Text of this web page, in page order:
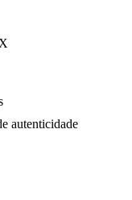
autenticidade